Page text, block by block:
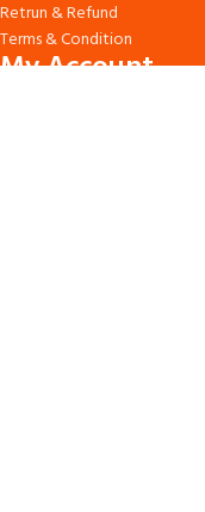
Retrun & Refund
Terms & Condition
My Account